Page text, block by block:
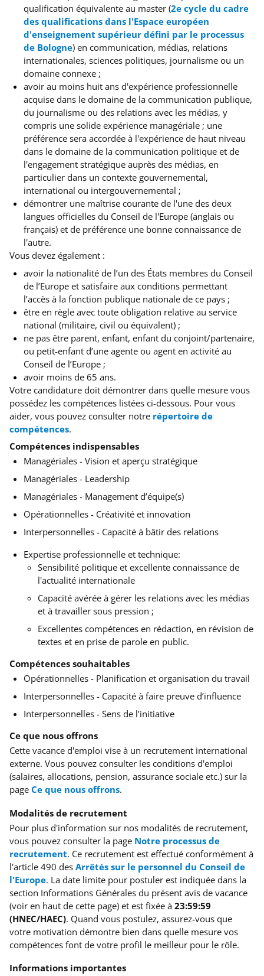
qualification équivalente au master (2e cycle du cadre
des qualifications dans l'Espace européen
d'enseignement supérieur défini par le processus
de Bologne) en communication, médias, relations
internationales, sciences politiques, journalisme ou un
domaine connexe ;
avoir au moins huit ans d'expérience professionnelle
acquise dans le domaine de la communication publique,
du journalisme ou des relations avec les médias, y
compris une solide expérience managériale ; une
préférence sera accordée à l'expérience de haut niveau
dans le domaine de la communication politique et de
l'engagement stratégique auprès des médias, en
particulier dans un contexte gouvernemental,
international ou intergouvernemental ;
démontrer une maîtrise courante de l'une des deux
langues officielles du Conseil de l'Europe (anglais ou
français) et de préférence une bonne connaissance de
l'autre.
Vous devez également :
avoir la nationalité de l’un des États membres du Conseil
de l’Europe et satisfaire aux conditions permettant
l’accès à la fonction publique nationale de ce pays ;
être en règle avec toute obligation relative au service
national (militaire, civil ou équivalent) ;
ne pas être parent, enfant, enfant du conjoint/partenaire,
ou petit-enfant d’une agente ou agent en activité au
Conseil de l’Europe ;
avoir moins de 65 ans.
Votre candidature doit démontrer dans quelle mesure vous
possédez les compétences listées ci-dessous. Pour vous
aider, vous pouvez consulter notre répertoire de
compétences.
Compétences indispensables
Managériales - Vision et aperçu stratégique
Managériales - Leadership
Managériales - Management d’équipe(s)
Opérationnelles - Créativité et innovation
Interpersonnelles - Capacité à bâtir des relations
Expertise professionnelle et technique:
Sensibilité politique et excellente connaissance de
l'actualité internationale
Capacité avérée à gérer les relations avec les médias
et à travailler sous pression ;
Excellentes compétences en rédaction, en révision de
textes et en prise de parole en public.
Compétences souhaitables
Opérationnelles - Planification et organisation du travail
Interpersonnelles - Capacité à faire preuve d’influence
Interpersonnelles - Sens de l’initiative
Ce que nous offrons
Cette vacance d'emploi vise à un recrutement international
externe. Vous pouvez consulter les conditions d'emploi
(salaires, allocations, pension, assurance sociale etc.) sur la
page Ce que nous offrons.
Modalités de recrutement
Pour plus d'information sur nos modalités de recrutement,
vous pouvez consulter la page Notre processus de
recrutement. Ce recrutement est effectué conformément à
l'article 490 des Arrêtés sur le personnel du Conseil de
l'Europe. La date limite pour postuler est indiquée dans la
section Informations Générales du présent avis de vacance
(voir en haut de cette page) et est fixée à 23:59:59
(HNEC/HAEC). Quand vous postulez, assurez-vous que
votre motivation démontre bien dans quelle mesure vos
compétences font de votre profil le meilleur pour le rôle.
Informations importantes